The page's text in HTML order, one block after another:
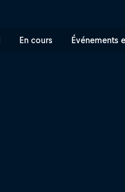
En cours Événements